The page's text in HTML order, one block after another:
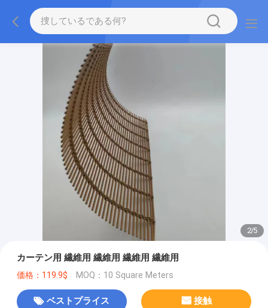
2/5
カーテン用 繊維用 繊維用 繊維用 繊維用
価格：119.9$ MOQ：10 Square Meters
ベストプライス 接触